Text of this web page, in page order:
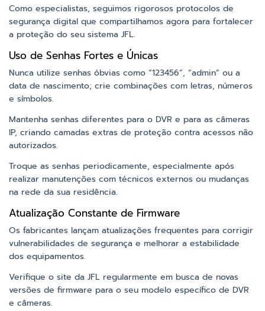
Como especialistas, seguimos rigorosos protocolos de
segurança digital que compartilhamos agora para fortalecer
a proteção do seu sistema JFL.
Uso de Senhas Fortes e Únicas
Nunca utilize senhas óbvias como “123456”, “admin” ou a
data de nascimento; crie combinações com letras, números
e símbolos.
Mantenha senhas diferentes para o DVR e para as câmeras
IP, criando camadas extras de proteção contra acessos não
autorizados.
Troque as senhas periodicamente, especialmente após
realizar manutenções com técnicos externos ou mudanças
na rede da sua residência.
Atualização Constante de Firmware
Os fabricantes lançam atualizações frequentes para corrigir
vulnerabilidades de segurança e melhorar a estabilidade
dos equipamentos.
Verifique o site da JFL regularmente em busca de novas
versões de firmware para o seu modelo específico de DVR
e câmeras.